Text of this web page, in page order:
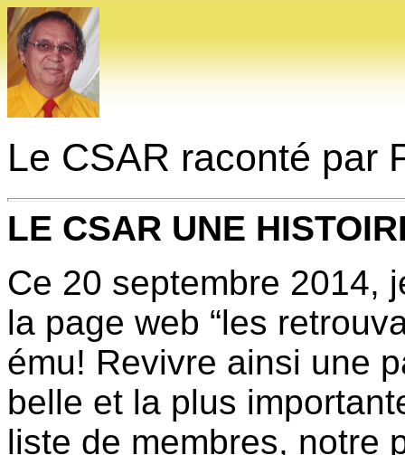
Le CSAR raconté par
LE CSAR UNE
Ce 20 septembre 2014,
la page web “les
ému! Revivre ainsi une
belle et la plus
liste de membres, notre